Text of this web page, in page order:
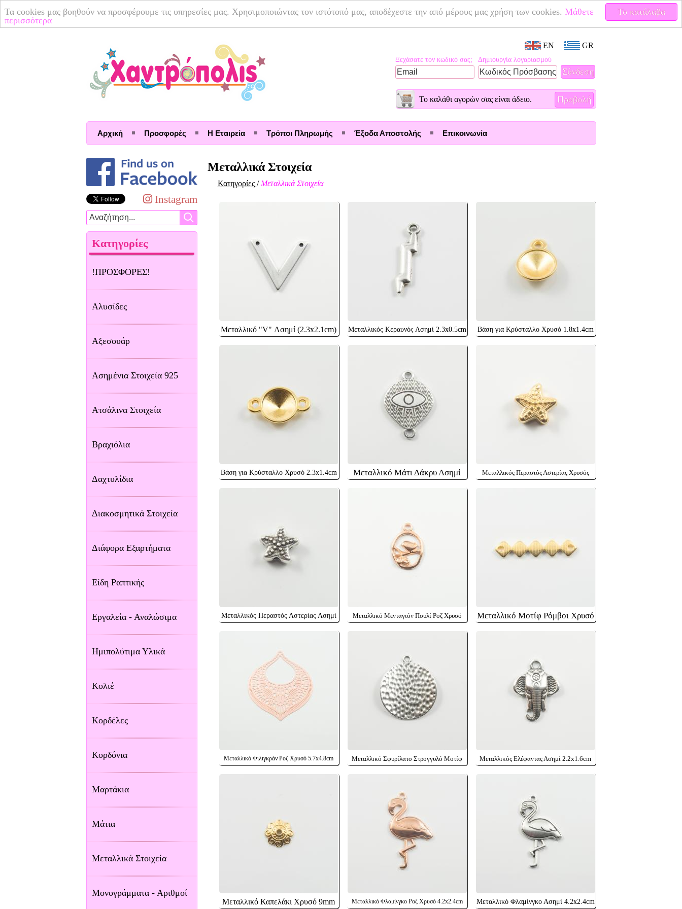
Το κατάλαβα
Τα cookies μας βοηθούν να προσφέρουμε τις υπηρεσίες μας. Χρησιμοποιώντας τον ιστότοπό μας, αποδέχεστε την από μέρους μας χρήση των cookies. Μάθετε
περισσότερα
EN GR
Ξεχάσατε τον κωδικό σας; Δημιουργία λογαριασμού
Το καλάθι αγορών σας είναι άδειο. Προβολή
Αρχική Προσφορές Η Εταιρεία Τρόποι Πληρωμής Έξοδα Αποστολής Επικοινωνία
Instagram
Κατηγορίες
!ΠΡΟΣΦΟΡΕΣ!
Αλυσίδες
Αξεσουάρ
Ασημένια Στοιχεία 925
Ατσάλινα Στοιχεία
Βραχιόλια
Δαχτυλίδια
Διακοσμητικά Στοιχεία
Διάφορα Εξαρτήματα
Είδη Ραπτικής
Εργαλεία - Αναλώσιμα
Ημιπολύτιμα Υλικά
Κολιέ
Κορδέλες
Κορδόνια
Μαρτάκια
Μάτια
Μεταλλικά Στοιχεία
Μονογράμματα - Αριθμοί
Μεταλλικά Στοιχεία
Κατηγορίες / Μεταλλικά Στοιχεία
Μεταλλικό "V" Ασημί (2.3x2.1cm) Μεταλλικός Κεραυνός Ασημί 2.3x0.5cm Βάση για Κρύσταλλο Χρυσό 1.8x1.4cm
Βάση για Κρύσταλλο Χρυσό 2.3x1.4cm Μεταλλικό Μάτι Δάκρυ Ασημί Μεταλλικός Περαστός Αστερίας Χρυσός
Μεταλλικός Περαστός Αστερίας Ασημί Μεταλλικό Μενταγιόν Πουλί Ροζ Χρυσό Μεταλλικό Μοτίφ Ρόμβοι Χρυσό
Μεταλλικό Φιλιγκράν Ροζ Χρυσό 5.7x4.8cm Μεταλλικό Σφυρίλατο Στρογγυλό Μοτίφ Μεταλλικός Ελέφαντας Ασημί 2.2x1.6cm
Μεταλλικό Καπελάκι Χρυσό 9mm Μεταλλικό Φλαμίνγκο Ροζ Χρυσό 4.2x2.4cm Μεταλλικό Φλαμίνγκο Ασημί 4.2x2.4cm